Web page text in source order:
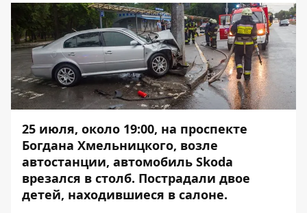
25 июля, около 19:00, на проспекте
Богдана Хмельницкого, возле
автостанции, автомобиль Skoda
врезался в столб. Пострадали двое
детей, находившиеся в салоне.